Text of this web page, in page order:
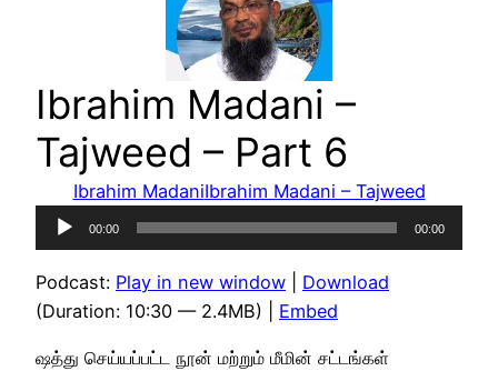
Ibrahim Madani –
Tajweed – Part 6
Ibrahim MadaniIbrahim Madani – Tajweed
Audio
Player
00:00 00:00
Podcast: Play in new window
Download
(Duration: 10:30 — 2.4MB) | Embed
ஷத்து செய்யப்பட்ட நூன் மற்றும் மீமின் சட்டங்கள்